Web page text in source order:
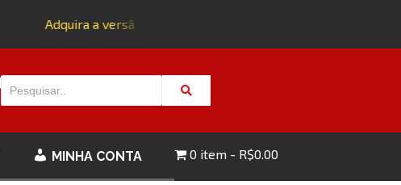
Adquira a versão impressa da edição 143 com FRETE GRÁTIS -
MINHA CONTA 0 item R$0.00